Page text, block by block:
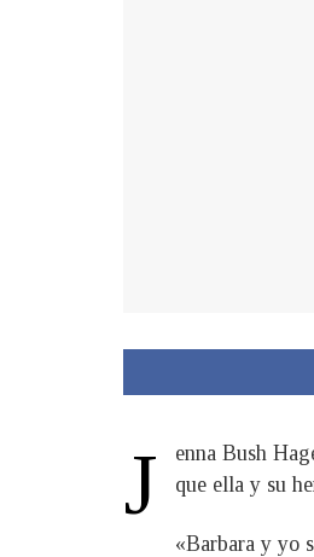
J
enna Bush
que ella y su
«Barbara y yo